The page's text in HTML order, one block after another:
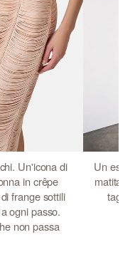
Un'icona di
in crêpe
frange sottili
ogni passo.
non passa
Un
matita